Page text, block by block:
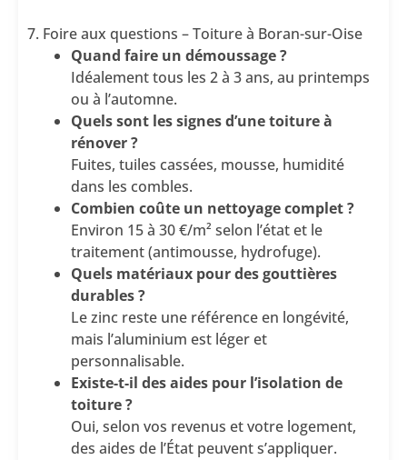
7. Foire aux questions – Toiture à Boran-sur-Oise
Quand faire un démoussage ?
Idéalement tous les 2 à 3 ans, au printemps
ou à l’automne.
Quels sont les signes d’une toiture à
rénover ?
Fuites, tuiles cassées, mousse, humidité
dans les combles.
Combien coûte un nettoyage complet ?
Environ 15 à 30 €/m² selon l’état et le
traitement (antimousse, hydrofuge).
Quels matériaux pour des gouttières
durables ?
Le zinc reste une référence en longévité,
mais l’aluminium est léger et
personnalisable.
Existe-t-il des aides pour l’isolation de
toiture ?
Oui, selon vos revenus et votre logement,
des aides de l’État peuvent s’appliquer.